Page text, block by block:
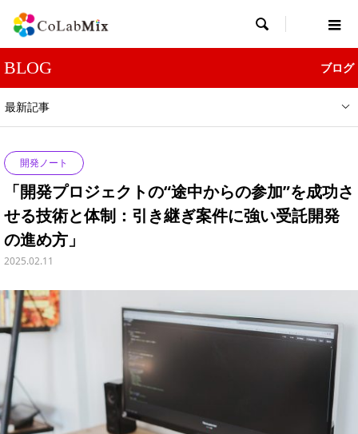

BLOG ブログ
最新記事
開発ノート
「開発プロジェクトの“途中からの参加”を成功さ
せる技術と体制：引き継ぎ案件に強い受託開発
の進め方」
2025.02.11